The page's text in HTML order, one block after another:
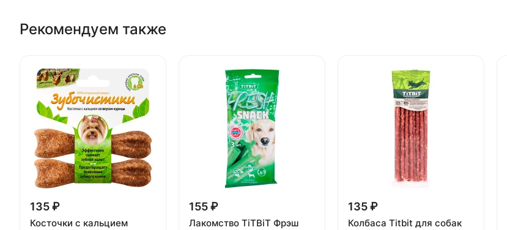
Рекомендуем также
135 ₽
Косточки с кальцием
155 ₽
Лакомство TiTBiT Фрэш
135 ₽
Колбаса Titbit для собак